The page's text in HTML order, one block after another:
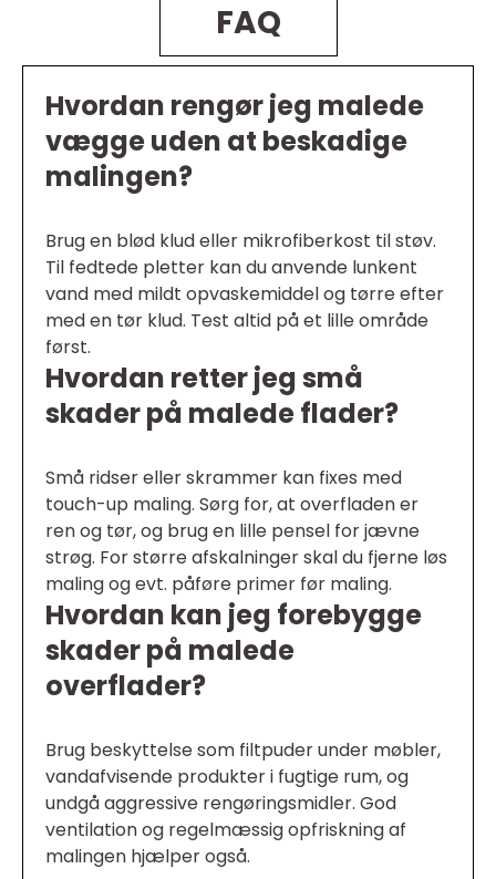
FAQ
Hvordan rengør jeg malede
vægge uden at beskadige
malingen?
Brug en blød klud eller mikrofiberkost til støv.
Til fedtede pletter kan du anvende lunkent
vand med mildt opvaskemiddel og tørre efter
med en tør klud. Test altid på et lille område
først.
Hvordan retter jeg små
skader på malede flader?
Små ridser eller skrammer kan fixes med
touch-up maling. Sørg for, at overfladen er
ren og tør, og brug en lille pensel for jævne
strøg. For større afskalninger skal du fjerne løs
maling og evt. påføre primer før maling.
Hvordan kan jeg forebygge
skader på malede
overflader?
Brug beskyttelse som filtpuder under møbler,
vandafvisende produkter i fugtige rum, og
undgå aggressive rengøringsmidler. God
ventilation og regelmæssig opfriskning af
malingen hjælper også.